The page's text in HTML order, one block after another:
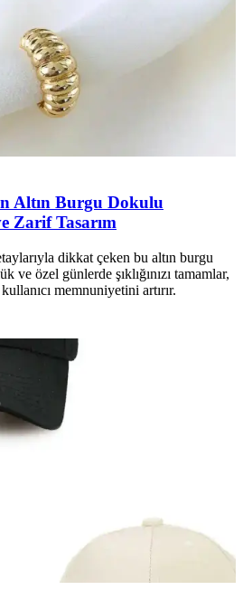
Altın Burgu Dokulu
Zarif Tasarım
dikkat çeken bu altın burgu
ve özel günlerde şıklığınızı tamamlar,
memnuniyetini artırır.